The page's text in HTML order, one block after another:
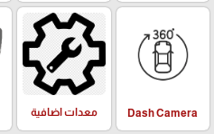
Dash Camera معدات اضافية